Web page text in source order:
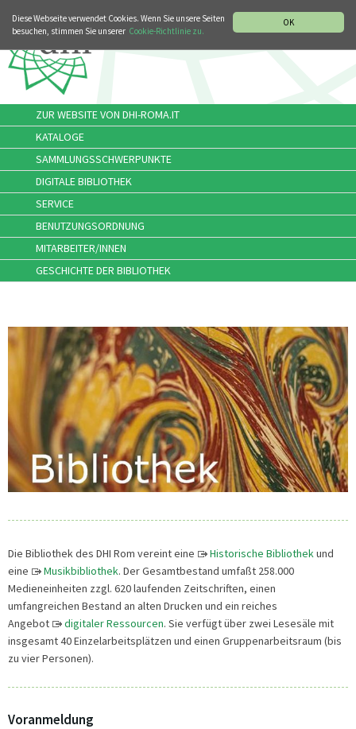
OK
Diese Webseite verwendet Cookies. Wenn Sie unsere Seiten
besuchen, stimmen Sie unserer Cookie-Richtlinie zu.
ZUR WEBSITE VON DHI-ROMA.IT
KATALOGE
SAMMLUNGSSCHWERPUNKTE
DIGITALE BIBLIOTHEK
SERVICE
BENUTZUNGSORDNUNG
MITARBEITER/INNEN
GESCHICHTE DER BIBLIOTHEK
Die Bibliothek des DHI Rom vereint eine Historische Bibliothekund
eine
Musikbibliothek. Der Gesamtbestand umfaßt 258.000
Medieneinheiten zzgl. 620 laufenden Zeitschriften, einen
umfangreichen Bestand an alten Drucken und ein reiches
Angebot
digitaler Ressourcen. Sie verfügt über zwei Lesesäle mit
insgesamt 40 Einzelarbeitsplätzen und einen Gruppenarbeitsraum (bis
zu vier Personen).
Voranmeldung